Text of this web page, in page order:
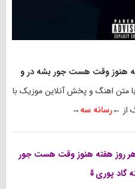
هنوز وقت هست جور بشه در و
متن اهنگ و پخش آنلاین موزیک با
از ←رسانه سه→
روز هفته هنوز وقت هست جور
گاد پوری⇓